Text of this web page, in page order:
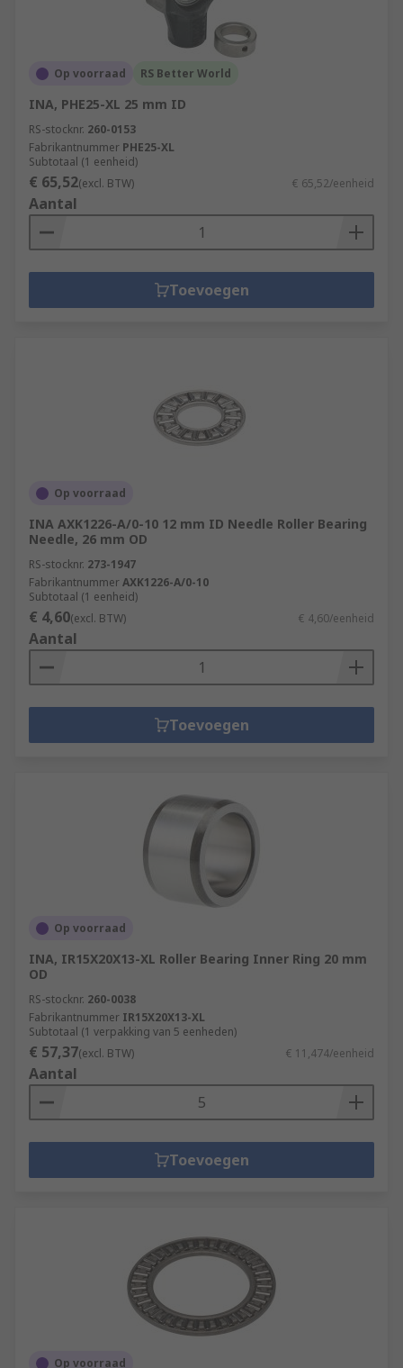
Op voorraad RS Better World
INA, PHE25-XL 25 mm ID
RS-stocknr. 260-0153
Fabrikantnummer PHE25-XL
Subtotaal (1 eenheid)
€ 65,52(excl. BTW) € 65,52/eenheid
Aantal
Toevoegen
Op voorraad
INA AXK1226-A/0-10 12 mm ID Needle Roller Bearing
Needle, 26 mm OD
RS-stocknr. 273-1947
FabrikantnummerAXK1226-A/0-10
Subtotaal (1 eenheid)
€ 4,60(excl. BTW) € 4,60/eenheid
Aantal
Toevoegen
Op voorraad
INA, IR15X20X13-XL Roller Bearing Inner Ring 20 mm
OD
RS-stocknr. 260-0038
Fabrikantnummer IR15X20X13-XL
Subtotaal (1 verpakking van 5 eenheden)
€ 57,37(excl. BTW) € 11,474/eenheid
Aantal
Toevoegen
Op voorraad